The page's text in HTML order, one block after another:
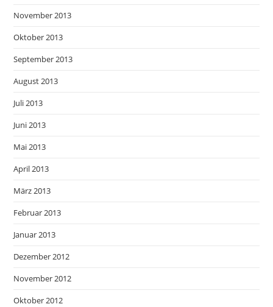
November 2013
Oktober 2013
September 2013
August 2013
Juli 2013
Juni 2013
Mai 2013
April 2013
März 2013
Februar 2013
Januar 2013
Dezember 2012
November 2012
Oktober 2012